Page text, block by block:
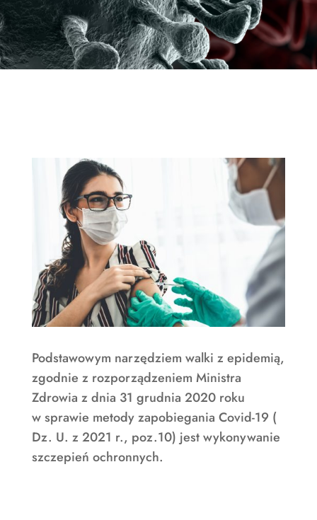
Podstawowym narzędziem walki z epidemią,
zgodnie z rozporządzeniem Ministra
Zdrowia z dnia 31 grudnia 2020 roku
w sprawie metody zapobiegania Covid-19 (
Dz. U. z 2021 r., poz.10) jest wykonywanie
szczepień ochronnych.